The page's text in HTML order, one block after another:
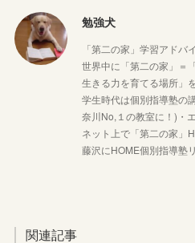
勉強犬
「第二の家」学習アドバ
世界中に「第二の家」＝
生きる力を育てる場所」
学生時代は個別指導塾の
奈川No,１の教室に！)・
ネット上で「第二の家」
藤沢にHOME個別指導塾
関連記事